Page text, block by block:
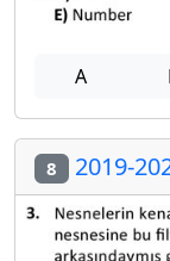
A
8 2019-